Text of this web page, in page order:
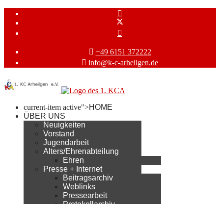
+49 6151 372222
info@k-c-arheilgen.de
current-item active">HOME
ÜBER UNS
Neuigkeiten
Vorstand
Jugendarbeit
Alters/Ehrenabteilung
Ehren
Presse + Internet
Beitragsarchiv
Weblinks
Pressearbeit